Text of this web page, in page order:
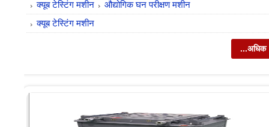
क्यूब टेस्टिंग मशीन
औद्योगिक घन परीक्षण मशीन
क्यूब टेस्टिंग मशीन
...अधिक